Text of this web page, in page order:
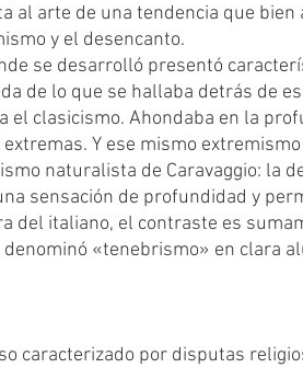
al arte de una tendencia que bien
y el desencanto.
de lo que se hallaba detrás de
el clasicismo. Ahondaba en la
Y ese mismo
naturalista de Caravaggio: la
sensación de profundidad y
del italiano, el contraste es
«tenebrismo» en clara